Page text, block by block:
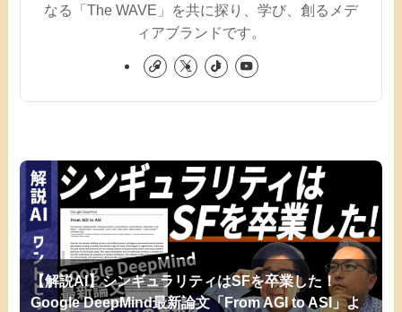
なる「The WAVE」を共に探り、学び、創るメデ
ィアブランドです。
【解説AI】シンギュラリティはSFを卒業した！
Google DeepMind最新論文「From AGI to ASI」よ